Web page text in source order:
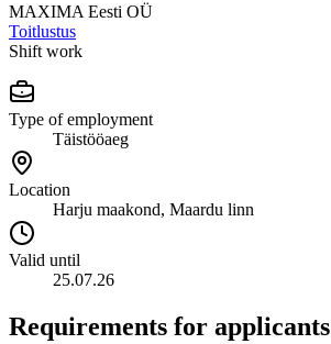
MAXIMA Eesti OÜ
Toitlustus
Shift work
Type of employment
Täistööaeg
Location
Harju maakond, Maardu linn
Valid until
25.07.26
Requirements for applicants